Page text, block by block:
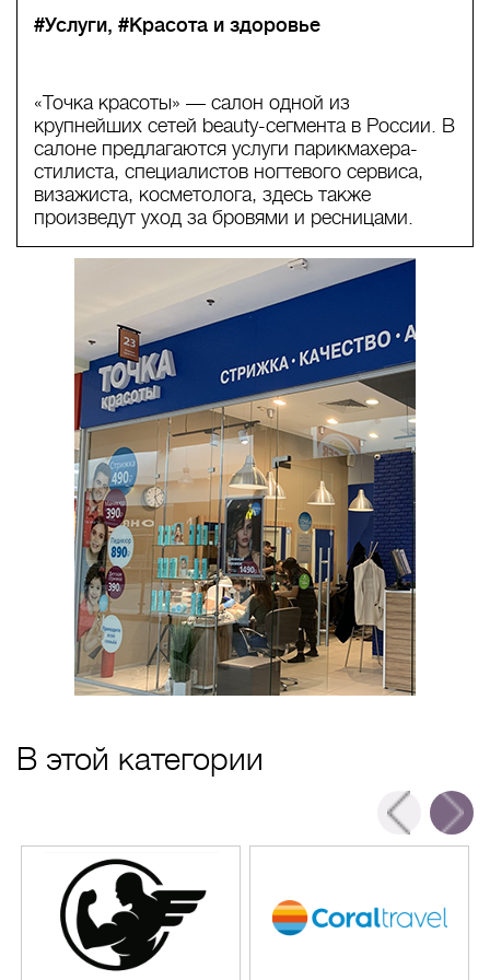
#Услуги #Красота и здоровье
«Точка красоты» — салон одной из
крупнейших сетей beauty-сегмента в России. В
салоне предлагаются услуги парикмахера-
стилиста, специалистов ногтевого сервиса,
визажиста, косметолога, здесь также
произведут уход за бровями и ресницами.
В этой категории